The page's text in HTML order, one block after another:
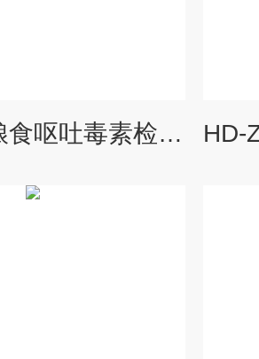
HD-ZD20粮食呕吐毒素检测仪